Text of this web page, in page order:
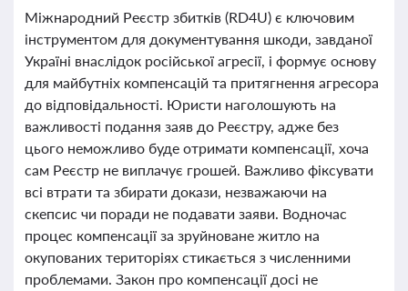
Міжнародний Реєстр збитків (RD4U) є ключовим
інструментом для документування шкоди, завданої
Україні внаслідок російської агресії, і формує основу
для майбутніх компенсацій та притягнення агресора
до відповідальності. Юристи наголошують на
важливості подання заяв до Реєстру, адже без
цього неможливо буде отримати компенсації, хоча
сам Реєстр не виплачує грошей. Важливо фіксувати
всі втрати та збирати докази, незважаючи на
скепсис чи поради не подавати заяви. Водночас
процес компенсації за зруйноване житло на
окупованих територіях стикається з численними
проблемами. Закон про компенсації досі не